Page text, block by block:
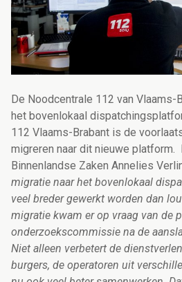
De Noodcentrale 112 van Vlaams-
het bovenlokaal
112 Vlaams-Brabant is de
migreren naar dit nieuwe platform.
Binnenlandse Zaken Annelies
migratie naar het bovenlokaal
veel breder gewerkt worden dan
migratie kwam er op vraag van de
onderzoekscommissie na de
Niet alleen verbetert de
burgers, de operatoren uit